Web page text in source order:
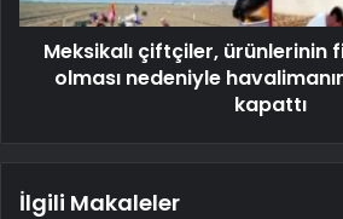
Meksikalı çiftçiler, ürünlerinin
olması nedeniyle
kapattı
İlgili Makaleler